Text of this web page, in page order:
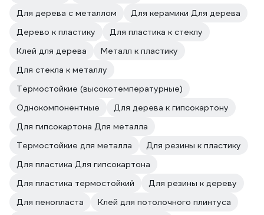
Для дерева с металлом
Для керамики Для дерева
Дерево к пластику
Для пластика к стеклу
Клей для дерева
Металл к пластику
Для стекла к металлу
Термостойкие (высокотемпературные)
Однокомпонентные
Для дерева к гипсокартону
Для гипсокартона Для металла
Термостойкие для металла
Для резины к пластику
Для пластика Для гипсокартона
Для пластика термостойкий
Для резины к дереву
Для пенопласта
Клей для потолочного плинтуса